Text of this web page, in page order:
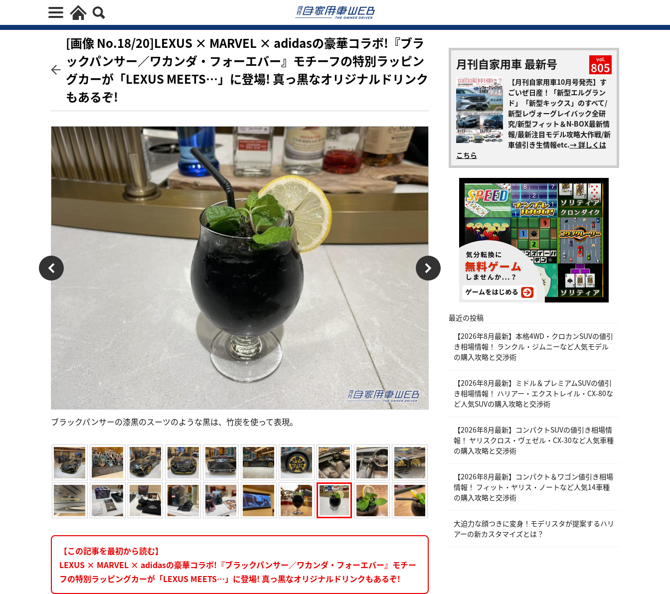
[画像 No.18/20]LEXUS × MARVEL × adidasの豪華コラボ!『ブラ
ックパンサー／ワカンダ・フォーエバー』モチーフの特別ラッピン
グカーが「LEXUS MEETS…」に登場! 真っ黒なオリジナルドリンク
もあるぞ!
ブラックパンサーの漆黒のスーツのような黒は、竹炭を使って表現。
【この記事を最初から読む】
LEXUS × MARVEL × adidasの豪華コラボ!『ブラックパンサー／ワカンダ・フォーエバー』モチー
フの特別ラッピングカーが「LEXUS MEETS…」に登場! 真っ黒なオリジナルドリンクもあるぞ!
月刊自家用車 最新号 vol.
805
【月刊自家用車10月号発売】す
ごいぜ日産！「新型エルグラン
ド」「新型キックス」のすべて/
新型レヴォーグレイバック全研
究/新型フィット＆N-BOX最新情
報/最新注目モデル攻略大作戦/新
車値引き生情報etc.→ 詳しくは
こちら
最近の投稿
【2026年8月最新】本格4WD・クロカンSUVの値引
き相場情報！ ランクル・ジムニーなど人気モデル
の購入攻略と交渉術
【2026年8月最新】ミドル＆プレミアムSUVの値引
き相場情報！ ハリアー・エクストレイル・CX-80な
ど人気SUVの購入攻略と交渉術
【2026年8月最新】コンパクトSUVの値引き相場情
報！ ヤリスクロス・ヴェゼル・CX-30など人気車種
の購入攻略と交渉術
【2026年8月最新】コンパクト＆ワゴン値引き相場
情報！ フィット・ヤリス・ノートなど人気14車種
の購入攻略と交渉術
大迫力な顔つきに変身！モデリスタが提案するハリ
アーの新カスタマイズとは？